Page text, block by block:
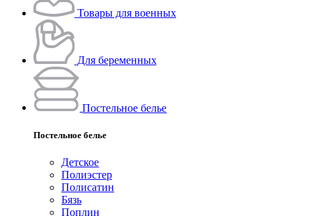
Товары для военных
Для беременных
Постельное белье
Постельное белье
Детское
Полиэстeр
Полисатин
Бязь
Поплин